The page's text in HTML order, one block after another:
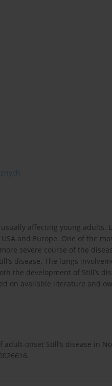
affecting young adults.
and Europe. One of the
severe course of the
disease. The lungs
the development of Still’s
on available literature and
onset Still’s disease in